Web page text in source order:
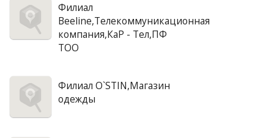
Филиал
Beeline,Телекоммуникационная
компания,КаР - Тел,ПФ
ТОО
Филиал O`STIN,Магазин
одежды